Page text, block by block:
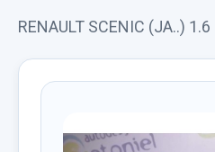
RENAULT SCENIC (JA..)